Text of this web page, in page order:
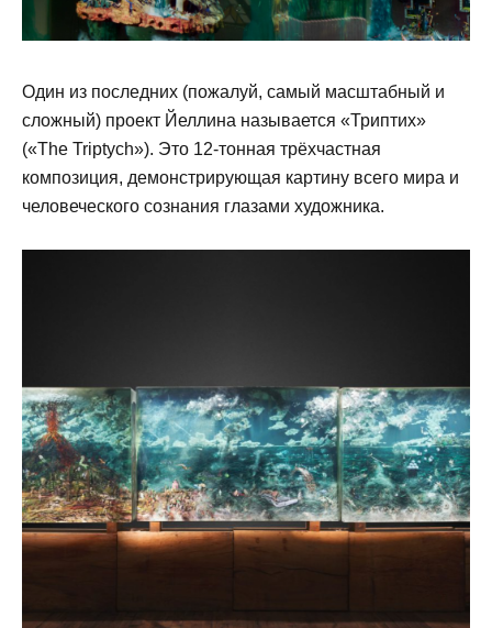
Один из последних (пожалуй, самый масштабный и
сложный) проект Йеллина называется «Триптих»
(«The Triptych»). Это 12-тонная трёхчастная
композиция, демонстрирующая картину всего мира и
человеческого сознания глазами художника.